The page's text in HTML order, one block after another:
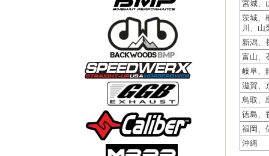
宮城、
茨城、
川、山
新潟、
富山、
岐阜、
滋賀、
鳥取、
徳島、
福岡、
沖縄